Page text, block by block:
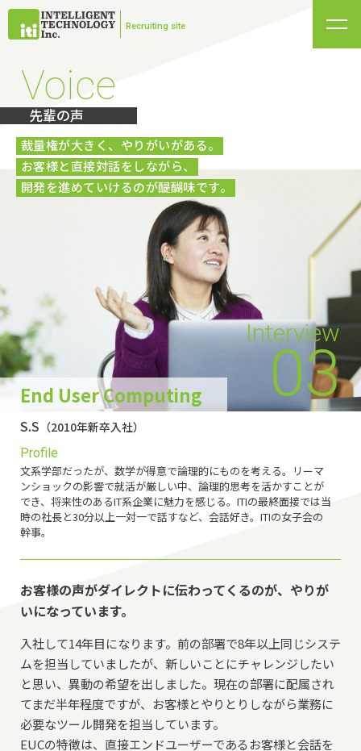
Recruiting site
MENU
株式会社インテリジェントテクノロジー
Recruiting site
TOP
3分で分かるITI
私たちの仕事
募集要項
エントリー
Voice
先輩の声
裁量権が大きく、やりがいがある。
お客様と直接対話をしながら、
開発を進めていけるのが醍醐味です。
Interview
03
End User Computing
S.S （2010年新卒入社）
Profile
文系学部だったが、数学が得意で論理的にものを考える。リーマ
ンショックの影響で就活が厳しい中、論理的思考を活かすことが
でき、将来性のあるIT系企業に魅力を感じる。ITIの最終面接では当
時の社長と30分以上一対一で話すなど、会話好き。ITIの女子会の
幹事。
お客様の声がダイレクトに伝わってくるのが、 やりが
いになっています。
入社して14年目になります。前の部署で8年以上同じシステ
ムを担当していましたが、新しいことにチャレンジしたい
と思い、異動の希望を出しました。現在の部署に配属され
てまだ半年程度ですが、お客様とやりとりしながら業務に
必要なツール開発を担当しています。
EUCの特徴は、直接エンドユーザーであるお客様と会話を